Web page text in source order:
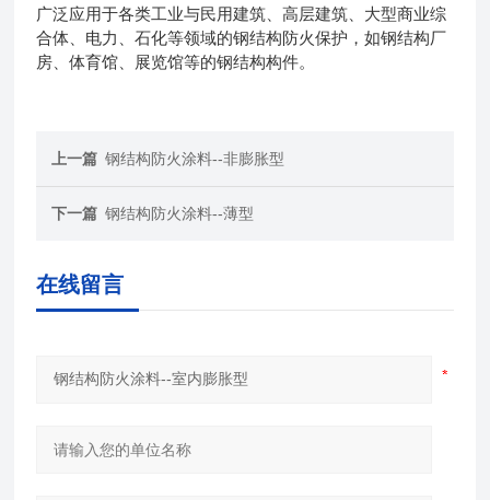
广泛应用于各类工业与民用建筑、高层建筑、大型商业综
合体、电力、石化等领域的钢结构防火保护，如钢结构厂
房、体育馆、展览馆等的钢结构构件。
上一篇 钢结构防火涂料--非膨胀型
下一篇 钢结构防火涂料--薄型
在线留言